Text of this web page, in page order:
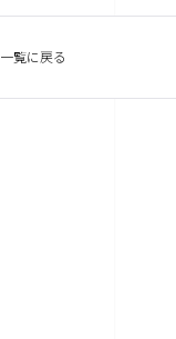
一覧に戻る